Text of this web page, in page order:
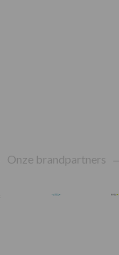
Onze brandpartners